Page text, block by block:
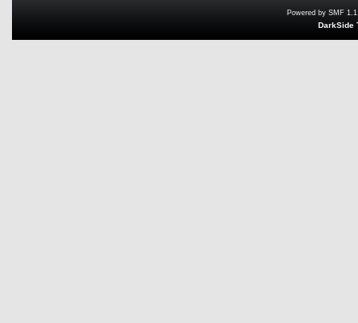
Powered by SMF
DarkSide